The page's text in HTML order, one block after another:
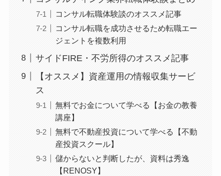
コンサル転職体験談のオススメ記事
コンサル転職を成功させるため転職エー
ジェントを複数利用
サイドFIRE・不労所得のオススメ記事
【オススメ】資産運用の情報収集サービ
ス
無料でお金について学べる【お金の教養
講座】
無料で不動産投資について学べる【不動
産投資スクール】
儲からないと判断したが、資料は秀逸
【RENOSY】